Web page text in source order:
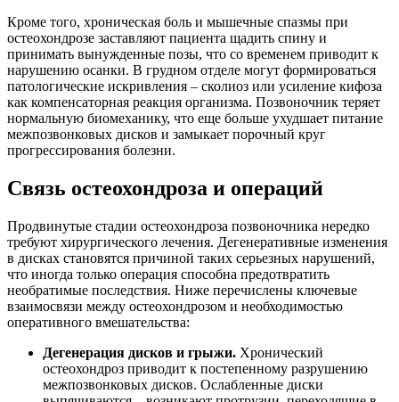
Кроме того, хроническая боль и мышечные спазмы при
остеохондрозе заставляют пациента щадить спину и
принимать вынужденные позы, что со временем приводит к
нарушению осанки. В грудном отделе могут формироваться
патологические искривления – сколиоз или усиление кифоза
как компенсаторная реакция организма. Позвоночник теряет
нормальную биомеханику, что еще больше ухудшает питание
межпозвонковых дисков и замыкает порочный круг
прогрессирования болезни.
Связь остеохондроза и операций
Продвинутые стадии остеохондроза позвоночника нередко
требуют хирургического лечения. Дегенеративные изменения
в дисках становятся причиной таких серьезных нарушений,
что иногда только операция способна предотвратить
необратимые последствия. Ниже перечислены ключевые
взаимосвязи между остеохондрозом и необходимостью
оперативного вмешательства:
Дегенерация дисков и грыжи. Хронический
остеохондроз приводит к постепенному разрушению
межпозвонковых дисков. Ослабленные диски